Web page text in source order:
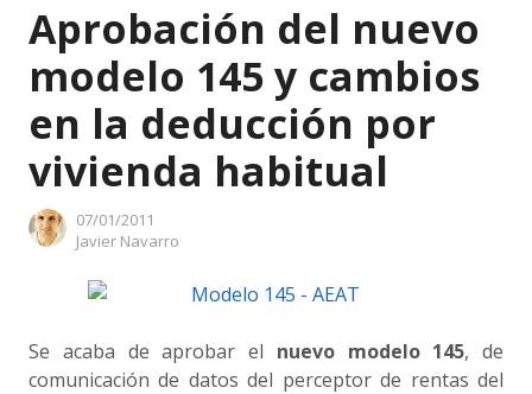
Aprobación del nuevo
modelo 145 y cambios
en la deducción por
vivienda habitual
07/01/2011
Author
Javier Navarro
Se acaba de aprobar el nuevo modelo 145, de
comunicación de datos del perceptor de rentas del